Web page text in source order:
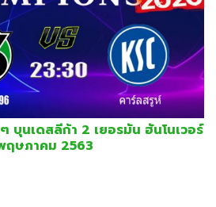
บุนเดสลีก้า 2 เยอรมัน ฮันโนเวอร์
ฤษภาคม 2563